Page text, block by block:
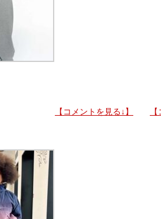
【コメントを見る↓】